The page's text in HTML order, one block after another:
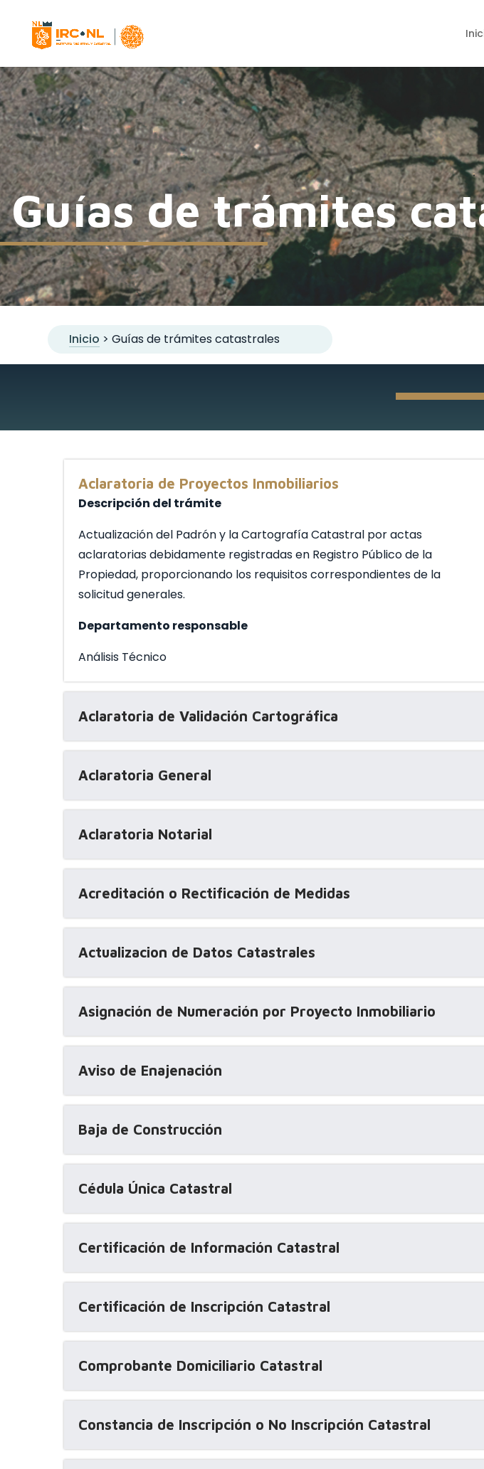
Guías de trámites
Inicio > Guías de trámites catastrales
Aclaratoria de Proyectos Inmobiliarios
Descripción del trámite
Actualización del Padrón y la Cartografía Catastral por actas
aclaratorias debidamente registradas en Registro Público de la
Propiedad, proporcionando los requisitos correspondientes de la
solicitud generales.
Departamento responsable
Análisis Técnico
Aclaratoria de Validación Cartográfica
Aclaratoria General
Aclaratoria Notarial
Acreditación o Rectificación de Medidas
Actualizacion de Datos Catastrales
Asignación de Numeración por Proyecto Inmobiliario
Aviso de Enajenación
Baja de Construcción
Cédula Única Catastral
Certificación de Información Catastral
Certificación de Inscripción Catastral
Comprobante Domiciliario Catastral
Constancia de Inscripción o No Inscripción Catastral